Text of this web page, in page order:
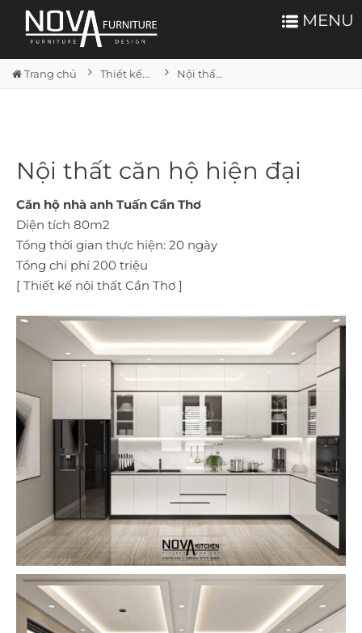
MENU
Trang chủ Thiết kế và thi công Phòng khách Nội thất căn hộ hiện đại
Nội thất căn hộ hiện đại
Căn hộ nhà anh Tuấn Cần Thơ
Diện tích 80m2
Tổng thời gian thực hiện: 20 ngày
Tổng chi phí 200 triệu
[ Thiết kế nội thất Cần Thơ ]